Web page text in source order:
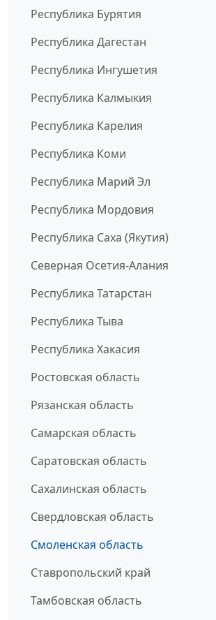
Республика Бурятия
Республика Дагестан
Республика Ингушетия
Республика Калмыкия
Республика Карелия
Республика Коми
Республика Марий Эл
Республика Мордовия
Республика Саха (Якутия)
Северная Осетия-Алания
Республика Татарстан
Республика Тыва
Республика Хакасия
Ростовская область
Рязанская область
Самарская область
Саратовская область
Сахалинская область
Свердловская область
Смоленская область
Ставропольский край
Тамбовская область